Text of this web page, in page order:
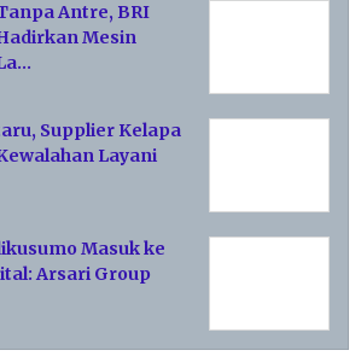
Antre, BRI
Mesin
Supplier Kelapa
Layani
Masuk ke
Arsari Group